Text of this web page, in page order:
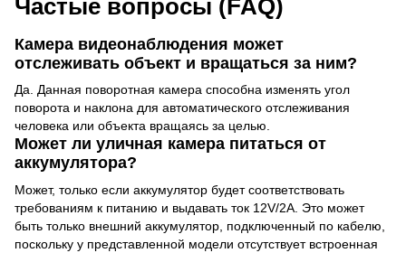
Частые вопросы (FAQ)
Камера видеонаблюдения может
отслеживать объект и вращаться за ним?
Да. Данная поворотная камера способна изменять угол
поворота и наклона для автоматического отслеживания
человека или объекта вращаясь за целью.
Может ли уличная камера питаться от
аккумулятора?
Может, только если аккумулятор будет соответствовать
требованиям к питанию и выдавать ток 12V/2A. Это может
быть только внешний аккумулятор, подключенный по кабелю,
поскольку у представленной модели отсутствует встроенная